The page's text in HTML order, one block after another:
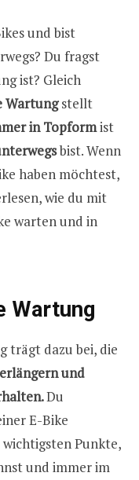
und bist
Du fragst
ist? Gleich
Wartungstellt
in Topformist
bist. Wenn
haben möchtest,
wie du mit
warten und in
Wartung
trägt dazu bei, die
und
Du
E-Bike
Punkte,
und immer im